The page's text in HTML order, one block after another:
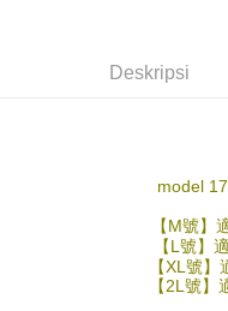
2. Anda boleh meneruskan
manakala ahli aplikasi akan
pembayaran di empat kedai
dalam talian dengan SMS
Pilihan Penghantaran
NT$80/pesanan |
NT$1,800 atau lebih
NT$80/pesanan |
NT$1,800 atau lebih
Deskripsi
model
【M號】
【L號】
【XL號
【2L號